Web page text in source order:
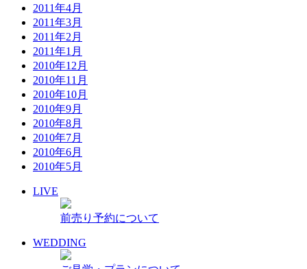
2011年4月
2011年3月
2011年2月
2011年1月
2010年12月
2010年11月
2010年10月
2010年9月
2010年8月
2010年7月
2010年6月
2010年5月
LIVE
前売り予約について
WEDDING